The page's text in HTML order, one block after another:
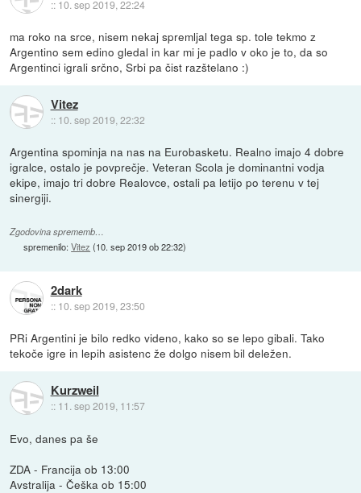
:: 10. sep 2019, 22:24
ma roko na srce, nisem nekaj spremljal tega sp. tole tekmo z
Argentino sem edino gledal in kar mi je padlo v oko je to, da so
Argentinci igrali srčno, Srbi pa čist razštelano :)
Vitez
:: 10. sep 2019, 22:32
Argentina spominja na nas na Eurobasketu. Realno imajo 4 dobre
igralce, ostalo je povprečje. Veteran Scola je dominantni vodja
ekipe, imajo tri dobre Realovce, ostali pa letijo po terenu v tej
sinergiji.
Zgodovina sprememb…
spremenilo:Vitez (10. sep 2019 ob 22:32)
2dark
:: 10. sep 2019, 23:50
PRi Argentini je bilo redko videno, kako so se lepo gibali. Tako
tekoče igre in lepih asistenc že dolgo nisem bil deležen.
Kurzweil
:: 11. sep 2019, 11:57
Evo, danes pa še
ZDA - Francija ob 13:00
Avstralija - Češka ob 15:00